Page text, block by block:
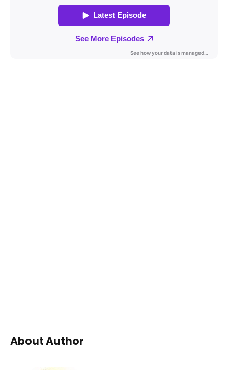
About Author